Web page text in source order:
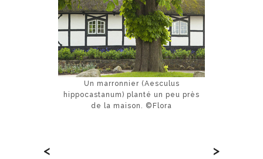
Un marronnier (Aesculus
hippocastanum) planté un peu près
de la maison. ©Flora
< >